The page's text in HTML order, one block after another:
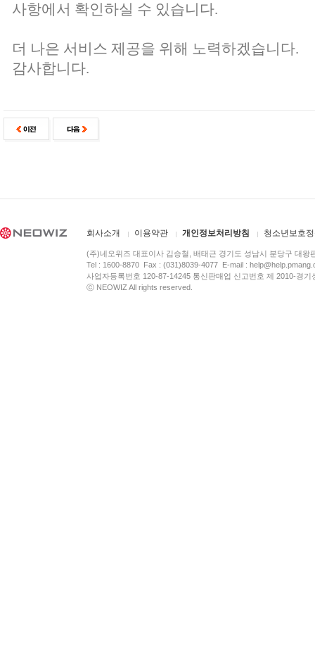
사항에서 확인하실 수 있습니다.
더 나은 서비스 제공을 위해 노력하겠습니다.
감사합니다.
회사소개 이용약관 개인정보처리방침 청소년보호
(주)네오위즈 대표이사 김승철, 배태근 경기도 성남시 분당구 대왕
Tel : 1600-8870 Fax : (031)8039-4077 E-mail :
사업자등록번호 120-87-14245 통신판매업 신고번호 제 2010-경
ⓒ NEOWIZ All rights reserved.